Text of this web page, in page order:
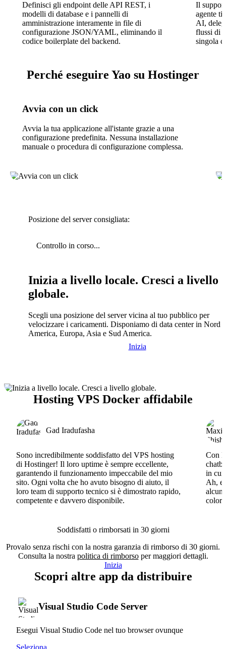
Definisci gli endpoint delle API REST, i
modelli di database e i pannelli di
amministrazione interamente in file di
configurazione JSON/YAML, eliminando il
codice boilerplate del backend.
Il
agente ti
AI,
flussi di
singola
Perché eseguire Yao su Hostinger
Avvia con un click
Avvia la tua applicazione all'istante grazie a una
configurazione predefinita. Nessuna installazione
manuale o procedura di configurazione complessa.
Posizione del server consigliata:
Controllo in corso...
Inizia a livello locale. Cresci a livello
globale.
Scegli una posizione del server vicina al tuo pubblico per
velocizzare i caricamenti. Disponiamo di data center in Nord
America, Europa, Asia e Sud America.
Inizia
Hosting VPS Docker affidabile
Gad Iradufasha
Sono incredibilmente soddisfatto del VPS hosting
di Hostinger! Il loro uptime è sempre eccellente,
garantendo il funzionamento impeccabile del mio
sito. Ogni volta che ho avuto bisogno di aiuto, il
loro team di supporto tecnico si è dimostrato rapido,
competente e davvero disponibile.
Con
in cui
Ah, e
alcun
Soddisfatti o rimborsati in 30 giorni
Provalo senza rischi con la nostra garanzia di rimborso di 30 giorni.
Consulta la nostra politica di rimborsoper maggiori dettagli.
Inizia
Scopri altre app da distribuire
Visual Studio Code Server
Esegui Visual Studio Code nel tuo browser ovunque
Seleziona